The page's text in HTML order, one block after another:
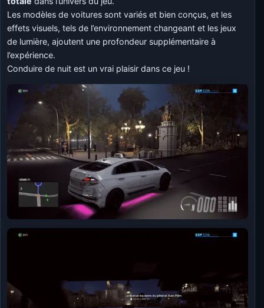
Les modèles de voitures sont variés et bien conçus, et les
effets visuels, tels de l’environnement changeant et les jeux
de lumière, ajoutent une profondeur supplémentaire à
l’expérience.
Conduire de nuit est un vrai plaisir dans ce jeu !